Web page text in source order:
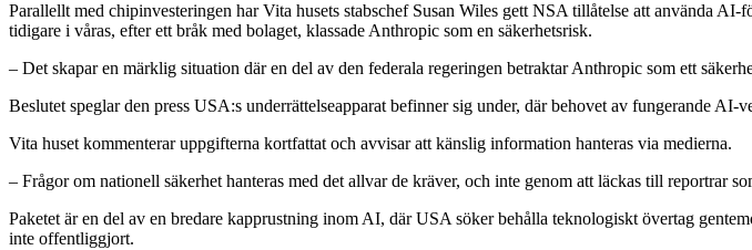
Parallellt med chipinvesteringen har Vita husets stabschef Susan Wiles gett NSA tillåtelse att använda
tidigare i våras, efter ett bråk med bolaget, klassade Anthropic som en säkerhetsrisk.
– Det skapar en märklig situation där en del av den federala regeringen betraktar Anthropic som ett
Beslutet speglar den press USA:s underrättelseapparat befinner sig under, där behovet av fungerande
Vita huset kommenterar uppgifterna kortfattat och avvisar att känslig information hanteras via medierna.
– Frågor om nationell säkerhet hanteras med det allvar de kräver, och inte genom att läckas till reportrar
Paketet är en del av en bredare kapprustning inom AI, där USA söker behålla teknologiskt övertag
inte offentliggjort.